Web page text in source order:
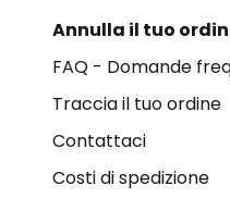
Annulla il tuo
FAQ - Domande
Traccia il tuo ordine
Contattaci
Costi di spedizione